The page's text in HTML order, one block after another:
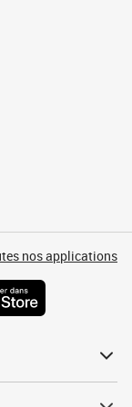
nos applications